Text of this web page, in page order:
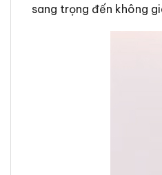
sang trọng đến không